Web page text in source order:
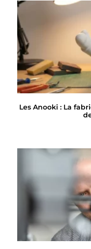
Les Anooki : La